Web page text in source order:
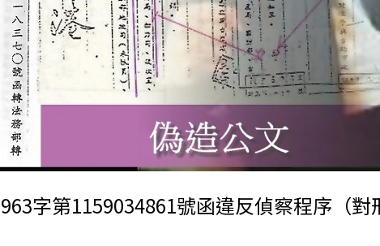
字第1159034861號函違反偵察程序（